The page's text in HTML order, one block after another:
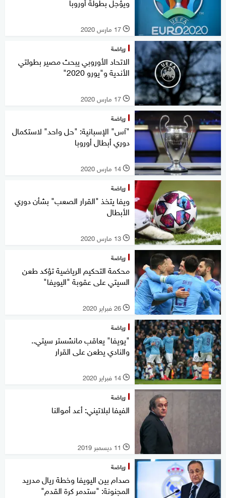
l 17 مارس 2020
رياضة
الاتحاد الأوروبي يبحث مصير بطولتي
الأندية و"يورو 2020"
l 17 مارس 2020
رياضة
"آس" الإسبانية: "حل واحد" لاستكمال
دوري أبطال أوروبا
l 14 مارس 2020
رياضة
ويفا يتخذ "القرار الصعب" بشأن دوري
الأبطال
l 13 مارس 2020
رياضة
محكمة التحكيم الرياضية تؤكد طعن
السيتي على عقوبة "اليويفا"
l 26 فبراير 2020
رياضة
"يويفا" يعاقب مانشستر سيتي..
والنادي يطعن على القرار
l 14 فبراير 2020
رياضة
الفيفا لبلاتيني: أعد أموالنا
l 11 ديسمبر 2019
رياضة
صدام بين اليويفا وخطة ريال مدريد
المجنونة: "ستدمر كرة القدم"